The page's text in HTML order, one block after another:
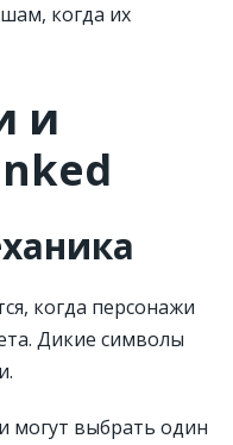
когда их
и
когда персонажи
Дикие символы
могут выбрать один